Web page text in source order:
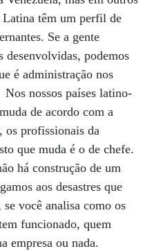
Latina têm um perfil de
Se a gente
desenvolvidas, podemos
é administração nos
nossos países latino-
de acordo com a
os profissionais da
que muda é o de chefe.
há construção de um
aos desastres que
você analisa como os
funcionado, quem
empresa ou nada.